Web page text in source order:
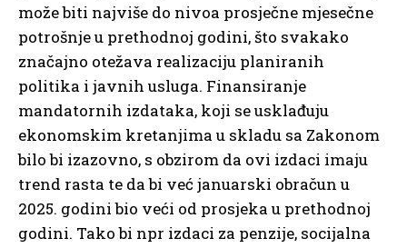
može biti najviše do nivoa prosječne mjesečne
potrošnje u prethodnoj godini, što svakako
značajno otežava realizaciju planiranih
politika i javnih usluga. Finansiranje
mandatornih izdataka, koji se usklađuju
ekonomskim kretanjima u skladu sa Zakonom
bilo bi izazovno, s obzirom da ovi izdaci imaju
trend rasta te da bi već januarski obračun u
2025. godini bio veći od prosjeka u prethodnoj
godini. Tako bi npr izdaci za penzije, socijalna